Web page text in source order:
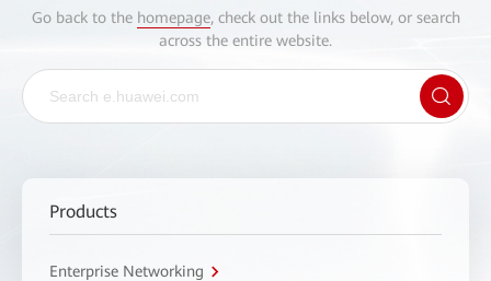
Go back to the homepage, check out the links below, or search
across the entire website.
Products
Enterprise Networking